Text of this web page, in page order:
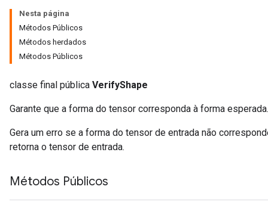
Nesta página
Métodos Públicos
Métodos herdados
Métodos Públicos
classe final pública VerifyShape
Garante que a forma do tensor corresponda à forma esperada.
Gera um erro se a forma do tensor de entrada não
retorna o tensor de entrada.
Métodos Públicos